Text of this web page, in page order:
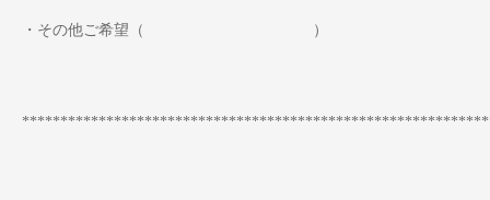
・その他ご希望（ ）